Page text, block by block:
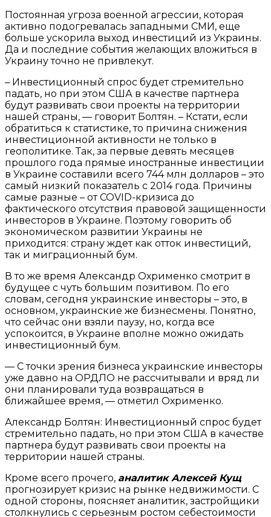
Постоянная угроза военной агрессии, которая
активно подогревалась западными СМИ, еще
больше ускорила выход инвестиций из Украины.
Да и последние события желающих вложиться в
Украину точно не привлекут.
– Инвестиционный спрос будет стремительно
падать, но при этом США в качестве партнера
будут развивать свои проекты на территории
нашей страны, — говорит Болтян. – Кстати, если
обратиться к статистике, то причина снижения
инвестиционной активности не только в
геополитике. Так, за первые девять месяцев
прошлого года прямые иностранные инвестиции
в Украине составили всего 744 млн долларов – это
самый низкий показатель с 2014 года. Причины
самые разные – от COVID-кризиса до
фактического отсутствия правовой защищенности
инвесторов в Украине. Поэтому говорить об
экономическом развитии Украины не
приходится: страну ждет как отток инвестиций,
так и миграционный бум.
В то же время Александр Охрименко смотрит в
будущее с чуть большим позитивом. По его
словам, сегодня украинские инвесторы – это, в
основном, украинские же бизнесмены. Понятно,
что сейчас они взяли паузу, но, когда все
успокоится, в Украине вполне можно ожидать
инвестиционный бум.
— С точки зрения бизнеса украинские инвесторы
уже давно на ОРДЛО не рассчитывали и вряд ли
они планировали туда возвращаться в
ближайшее время, — отметил Охрименко.
Александр Болтян: Инвестиционный спрос будет
стремительно падать, но при этом США в качестве
партнера будут развивать свои проекты на
территории нашей страны.
Кроме всего прочего, аналитик Алексей Кущ
прогнозирует кризис на рынке недвижимости. С
одной стороны, поясняет аналитик, застройщики
столкнулись с серьезным ростом себестоимости